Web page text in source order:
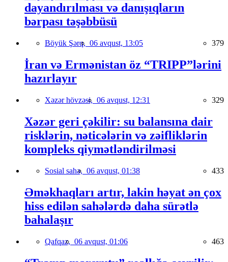
dayandırılması və danışıqların
bərpası təşəbbüsü
Böyük Şərq, 06 avqust, 13:05 379
İran və Ermənistan öz “TRIPP”lərini
hazırlayır
Xəzər hövzəsi, 06 avqust, 12:31 329
Xəzər geri çəkilir: su balansına dair
risklərin, nəticələrin və zəifliklərin
kompleks qiymətləndirilməsi
Sosial sahə, 06 avqust, 01:38 433
Əməkhaqları artır, lakin həyat ən çox
hiss edilən sahələrdə daha sürətlə
bahalaşır
Qafqaz, 06 avqust, 01:06 463